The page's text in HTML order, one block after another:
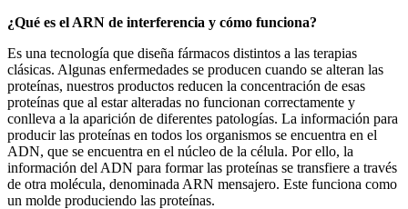
¿Qué es el ARN de interferencia y cómo funciona?
Es una tecnología que diseña fármacos distintos a las terapias
clásicas. Algunas enfermedades se producen cuando se alteran las
proteínas, nuestros productos reducen la concentración de esas
proteínas que al estar alteradas no funcionan correctamente y
conlleva a la aparición de diferentes patologías. La información para
producir las proteínas en todos los organismos se encuentra en el
ADN, que se encuentra en el núcleo de la célula. Por ello, la
información del ADN para formar las proteínas se transfiere a través
de otra molécula, denominada ARN mensajero. Este funciona como
un molde produciendo las proteínas.